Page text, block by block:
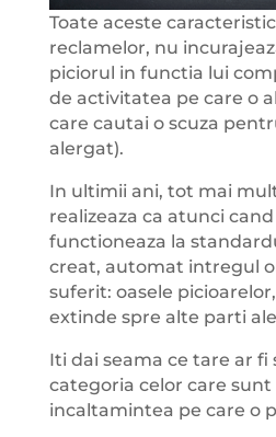
Toate aceste
reclamelor, nu
piciorul in functia lui
de activitatea pe care o
care cautai o scuza
alergat).
In ultimii ani, tot mai
realizeaza ca atunci
functioneaza la
creat, automat intregul
suferit: oasele picioarelor,
extinde spre alte parti
Iti dai seama ce tare ar fi
categoria celor care
incaltamintea pe care o